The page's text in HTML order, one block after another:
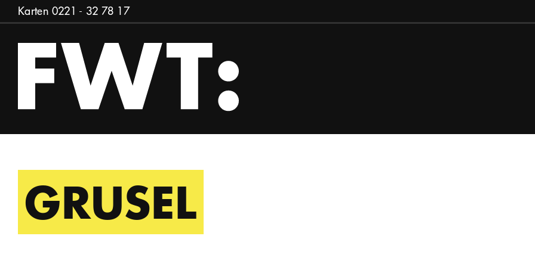
Zum Inhalt springen
Karten 0221 - 32 78 17
GRUSEL